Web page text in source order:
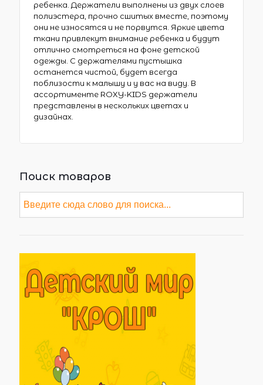
ребенка. Держатели выполнены из двух слоев
полиэстера, прочно сшитых вместе, поэтому
они не износятся и не порвутся. Яркие цвета
ткани привлекут внимание ребенка и будут
отлично смотреться на фоне детской
одежды. С держателями пустышка
останется чистой, будет всегда
поблизости к малышу и у вас на виду. В
ассортименте ROXY-KIDS держатели
представлены в нескольких цветах и
дизайнах.
Поиск товаров